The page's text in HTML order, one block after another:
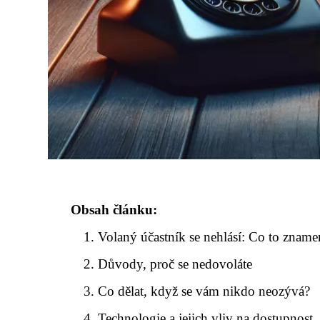
Obsah článku:
Volaný účastník se nehlásí: Co to
Důvody, proč se nedovoláte
Co dělat, když se vám nikdo neozývá?